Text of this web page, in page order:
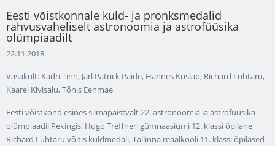
Eesti võistkonnale kuld- ja pronksmedalid
rahvusvaheliselt astronoomia ja astrofüüsika
olümpiaadilt
22.11.2018
Vasakult: Kadri Tinn, Jarl Patrick Paide, Hannes Kuslap, Richard Luhtaru,
Kaarel Kivisalu, Tõnis Eenmäe
Eesti võistkond esines silmapaistvalt 22. astronoomia ja astrofüüsika
olümpiaadil Pekingis. Hugo Treffneri gümnaasiumi 12. klassi õpilane
Richard Luhtaru võitis kuldmedali, Tallinna reaalkooli 11. klassi õpilased